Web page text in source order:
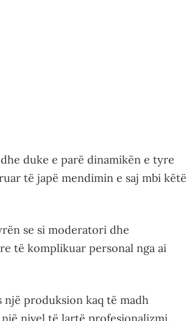
duke e parë dinamikën e tyre
të japë mendimin e saj mbi këtë
se si moderatori dhe
të komplikuar personal nga ai
një produksion kaq të madh